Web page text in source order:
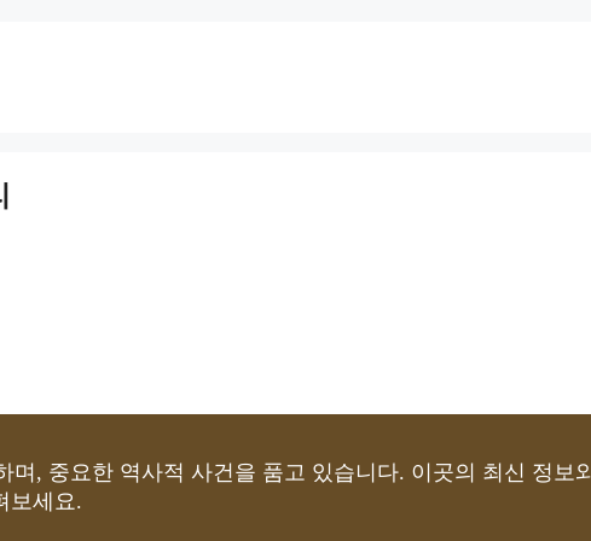
며, 중요한 역사적 사건을 품고 있습니다. 이곳의 최신 정보
보세요.